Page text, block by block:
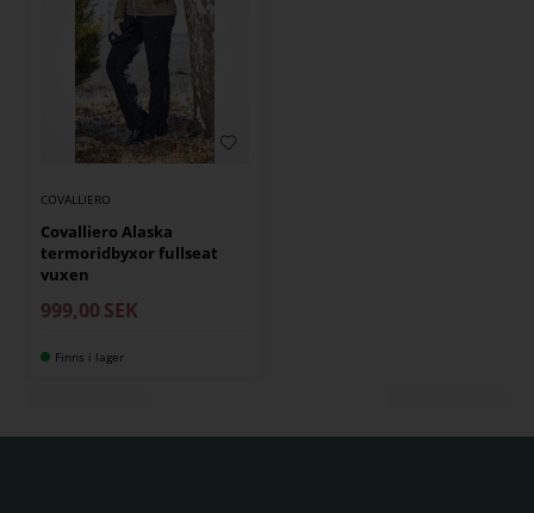
COVALLIERO
Covalliero Alaska
termoridbyxor fullseat
vuxen
999,00 SEK
Finns i lager